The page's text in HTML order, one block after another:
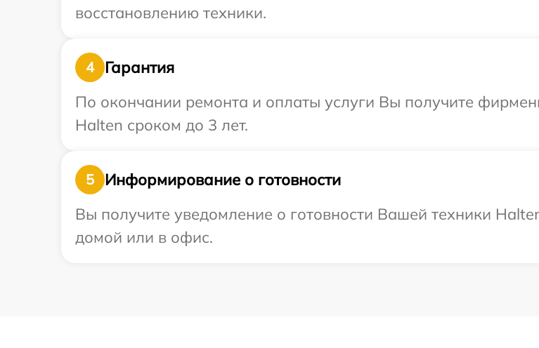
восстановлению техники.
4
Гарантия
По окончании ремонта и оплаты услуги Вы получите
Halten сроком до 3 лет.
5
Информирование о готовности
Вы получите уведомление о готовности Вашей техники
домой или в офис.